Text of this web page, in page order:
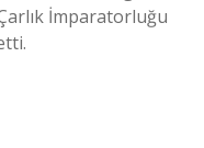
İmparatorluğu